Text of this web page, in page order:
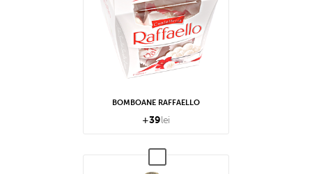
BOMBOANE RAFFAELLO
+39lei